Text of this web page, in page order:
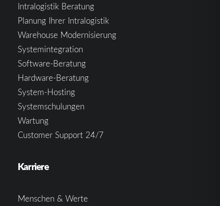
Intralogistik Beratung
Planung Ihrer Intralogistik
Warehouse Modernisierung
Systemintegration
Software-Beratung
Hardware-Beratung
System-Hosting
Systemschulungen
Wartung
Customer Support 24/7
Karriere
Menschen & Werte